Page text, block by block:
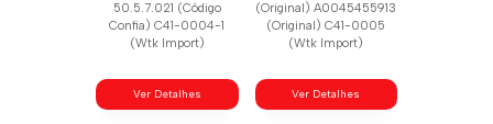
50.5.7.021 (Código
Confia) C41-0004-1
(Wtk Import)
Ver Detalhes
(Original) A0045455913
(Original) C41-0005
(Wtk Import)
Ver Detalhes